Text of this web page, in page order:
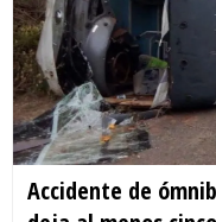
Accidente de